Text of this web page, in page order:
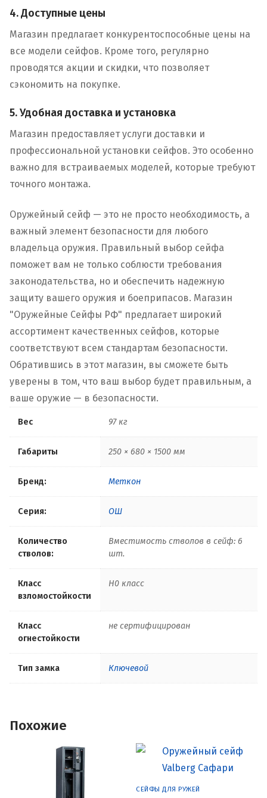
4. Доступные цены
Магазин предлагает конкурентоспособные цены на
все модели сейфов. Кроме того, регулярно
проводятся акции и скидки, что позволяет
сэкономить на покупке.
5. Удобная доставка и установка
Магазин предоставляет услуги доставки и
профессиональной установки сейфов. Это особенно
важно для встраиваемых моделей, которые требуют
точного монтажа.
Оружейный сейф — это не просто необходимость, а
важный элемент безопасности для любого
владельца оружия. Правильный выбор сейфа
поможет вам не только соблюсти требования
законодательства, но и обеспечить надежную
защиту вашего оружия и боеприпасов. Магазин
"Оружейные Сейфы РФ" предлагает широкий
ассортимент качественных сейфов, которые
соответствуют всем стандартам безопасности.
Обратившись в этот магазин, вы сможете быть
уверены в том, что ваш выбор будет правильным, а
ваше оружие — в безопасности.
Вес 97 кг
Габариты 250 × 680 × 1500 мм
Бренд: Меткон
Серия: ОШ
Количество
стволов:
Вместимость стволов в сейф: 6
шт.
Класс
взломостойкости
H0 класс
Класс
огнестойкости
не сертифицирован
Тип замка Ключевой
Похожие
СЕЙФЫ ДЛЯ РУЖЕЙ